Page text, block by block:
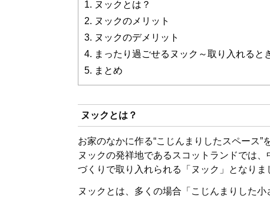
1. ヌックとは？
2. ヌックのメリット
3. ヌックのデメリット
4. まったり過ごせるヌック～取り入れると
5. まとめ
ヌックとは？
お家のなかに作る“こじんまりしたスペース”
ヌックの発祥地であるスコットランドでは
づくりで取り入れられる「ヌック」となりま
ヌックとは、多くの場合「こじんまりした